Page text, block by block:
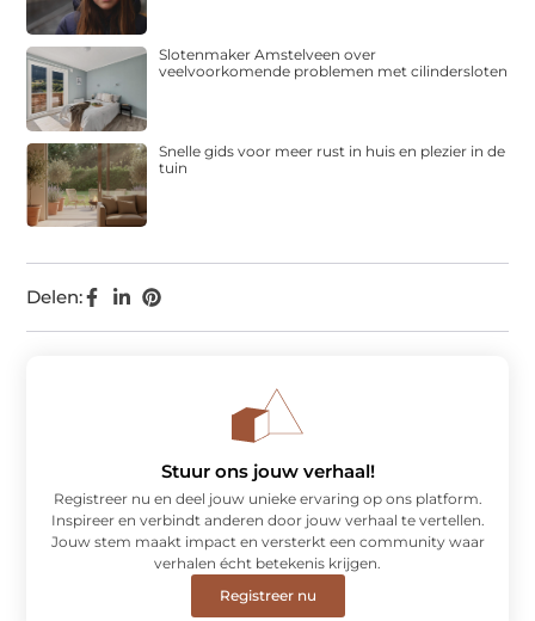
Delen:
Slotenmaker Amstelveen over
veelvoorkomende problemen met cilindersloten
Snelle gids voor meer rust in huis en plezier in de
tuin
Stuur ons jouw verhaal!
Registreer nu en deel jouw unieke ervaring op ons platform.
Inspireer en verbindt anderen door jouw verhaal te vertellen.
Jouw stem maakt impact en versterkt een community waar
verhalen écht betekenis krijgen.
Registreer nu